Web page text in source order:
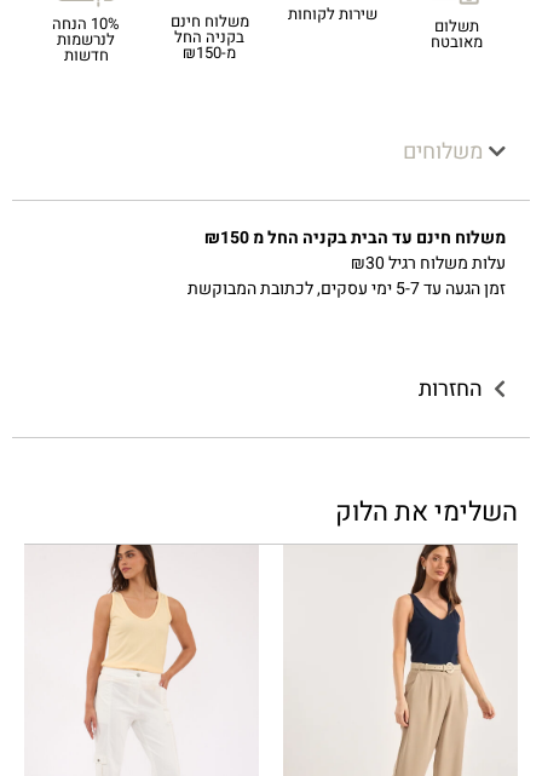
תשלום
מאובטח
שירות לקוחות משלוח חינם
בקניה החל
מ-₪150
10% הנחה
לנרשמות
חדשות
משלוחים
משלוח חינם עד הבית בקניה החל מ ₪150
עלות משלוח רגיל ₪30
זמן הגעה עד 5-7 ימי עסקים, לכתובת המבוקשת
החזרות
השלימי את הלוק